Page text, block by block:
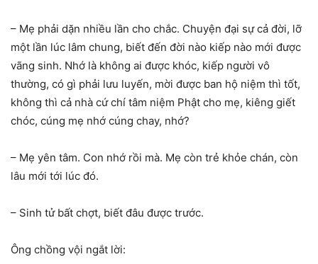
– Mẹ phải dặn nhiều lần cho chắc. Chuyện đại sự cả đời, lỡ
một lần lúc lâm chung, biết đến đời nào kiếp nào mới được
vãng sinh. Nhớ là không ai được khóc, kiếp người vô
thường, có gì phải lưu luyến, mời được ban hộ niệm thì tốt,
không thì cả nhà cứ chí tâm niệm Phật cho mẹ, kiêng giết
chóc, cúng mẹ nhớ cúng chay, nhớ?
– Mẹ yên tâm. Con nhớ rồi mà. Mẹ còn trẻ khỏe chán, còn
lâu mới tới lúc đó.
– Sinh tử bất chợt, biết đâu được trước.
Ông chồng vội ngắt lời: